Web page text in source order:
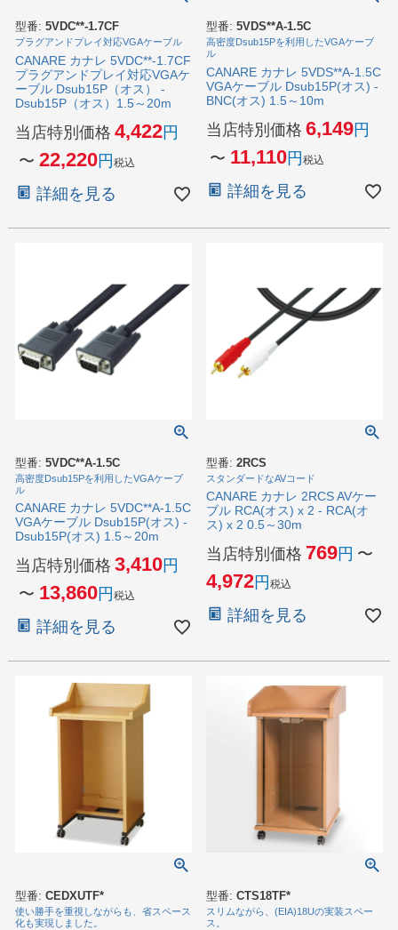
型番: 5VDC**-1.7CF
プラグアンドプレイ対応VGAケーブル
CANARE カナレ 5VDC**-1.7CF
プラグアンドプレイ対応VGAケ
ーブル Dsub15P（オス） -
Dsub15P（オス）1.5～20m
当店特別価格 4,422
〜 22,220 税込
詳細を見る
型番: 5VDS**A-1.5C
高密度Dsub15Pを利用したVGAケーブ
ル
CANARE カナレ 5VDS**A-1.5C
VGAケーブル Dsub15P(オス) -
BNC(オス) 1.5～10m
当店特別価格 6,149
〜 11,110 税込
詳細を見る
型番: 5VDC**A-1.5C
高密度Dsub15Pを利用したVGAケーブ
ル
CANARE カナレ 5VDC**A-1.5C
VGAケーブル Dsub15P(オス) -
Dsub15P(オス) 1.5～20m
当店特別価格 3,410
〜 13,860 税込
詳細を見る
型番: 2RCS
スタンダードなAVコード
CANARE カナレ 2RCS AVケー
ブル RCA(オス) x 2 - RCA(オ
ス) x 2 0.5～30m
当店特別価格 769 〜
4,972 税込
詳細を見る
型番: CEDXUTF*
使い勝手を重視しながらも、省スペース
化も実現しました。
型番: CTS18TF*
スリムながら、(EIA)18Uの実装スペー
ス。